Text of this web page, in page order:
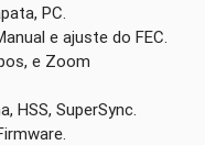
PC.
e ajuste do FEC.
e Zoom
HSS, SuperSync.